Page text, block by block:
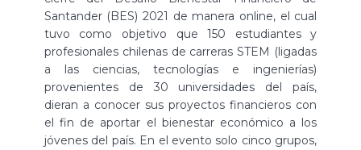
Santander (BES) 2021 de manera online, el cual
tuvo como objetivo que 150 estudiantes y
profesionales chilenas de carreras STEM (ligadas
a las ciencias, tecnologías e ingenierías)
provenientes de 30 universidades del país,
dieran a conocer sus proyectos financieros con
el fin de aportar el bienestar económico a los
jóvenes del país. En el evento solo cinco grupos,